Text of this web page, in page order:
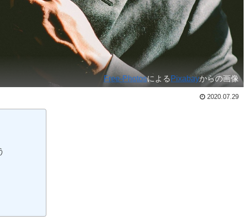
Free-PhotosによるPixabayからの画像
2020.07.29